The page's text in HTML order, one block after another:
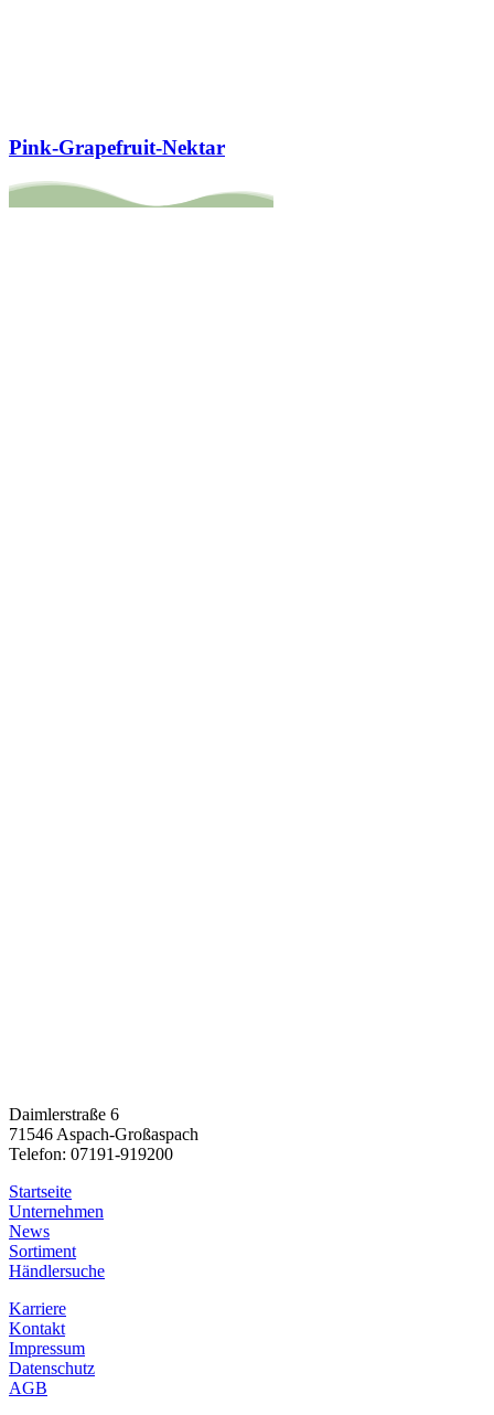
Pink-Grapefruit-Nektar
Daimlerstraße 6
71546 Aspach-Großaspach
Telefon: 07191-919200
Startseite
Unternehmen
News
Sortiment
Händlersuche
Karriere
Kontakt
Impressum
Datenschutz
AGB